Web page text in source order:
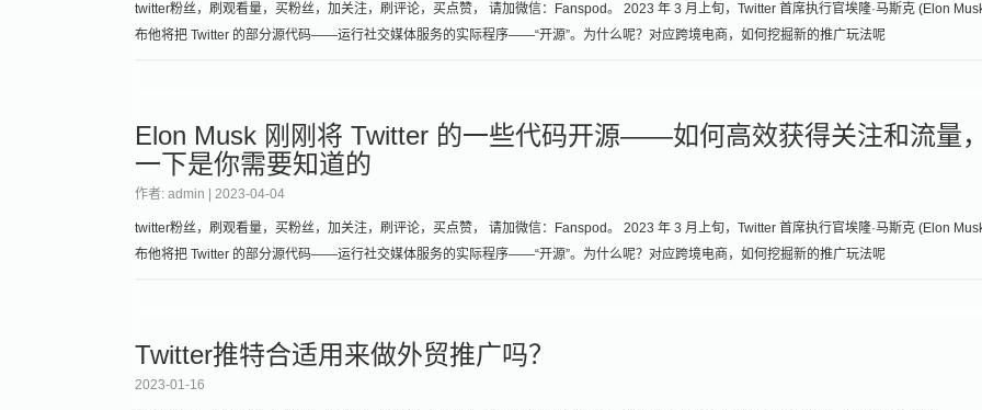
twitter粉丝，刷观看量，买粉丝，加关注，刷评论，买点赞， 请加微信：Fanspod。 2023 年 3 月上旬，Twitter 首席执行官埃隆·马斯克 (Elon
布他将把 Twitter 的部分源代码——运行社交媒体服务的实际程序——“开源”。为什么呢？对应跨境电商，如何挖掘新的推广玩法呢
Elon Musk 刚刚将 Twitter 的一些代码开源——如何高效获得关注和流量，
一下是你需要知道的
作者: admin | 2023-04-04
twitter粉丝，刷观看量，买粉丝，加关注，刷评论，买点赞， 请加微信：Fanspod。 2023 年 3 月上旬，Twitter 首席执行官埃隆·马斯克 (Elon
布他将把 Twitter 的部分源代码——运行社交媒体服务的实际程序——“开源”。为什么呢？对应跨境电商，如何挖掘新的推广玩法呢
Twitter推特合适用来做外贸推广吗？
2023-01-16